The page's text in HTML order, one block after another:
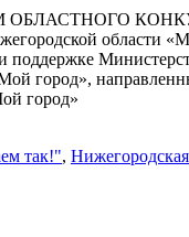
ОБЛАСТНОГО
области
поддержке
город»,
город»
так!",